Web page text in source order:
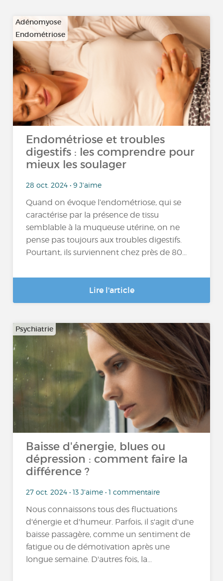
Adénomyose
Endométriose
Endométriose et troubles
digestifs : les comprendre pour
mieux les soulager
28 oct. 2024 • 9 J'aime
Quand on évoque l’endométriose, qui se
caractérise par la présence de tissu
semblable à la muqueuse utérine, on ne
pense pas toujours aux troubles digestifs.
Pourtant, ils surviennent chez près de 80...
Lire l'article
Psychiatrie
Baisse d'énergie, blues ou
dépression : comment faire la
différence ?
27 oct. 2024 • 13 J'aime • 1 commentaire
Nous connaissons tous des fluctuations
d'énergie et d'humeur. Parfois, il s'agit d'une
baisse passagère, comme un sentiment de
fatigue ou de démotivation après une
longue semaine. D'autres fois, la...